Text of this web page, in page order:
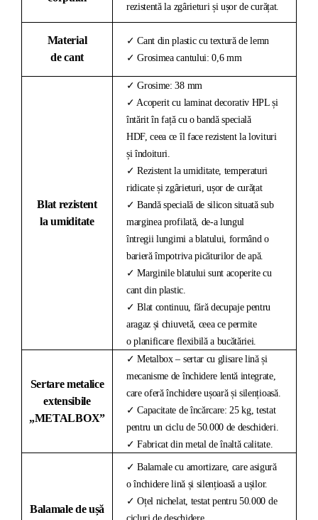
rezistentă la zgârieturi și ușor de curățat.
Material
de cant
✓ Cant din plastic cu textură de lemn
✓ Grosimea cantului: 0,6 mm
Blat rezistent
la umiditate
✓ Grosime: 38 mm
✓ Acoperit cu laminat decorativ HPL și
întărit în față cu o bandă specială
HDF, ceea ce îl face rezistent la lovituri
și îndoituri.
✓ Rezistent la umiditate, temperaturi
ridicate și zgârieturi, ușor de curățat
✓ Bandă specială de silicon situată sub
marginea profilată, de-a lungul
întregii lungimi a blatului, formând o
barieră împotriva picăturilor de apă.
✓ Marginile blatului sunt acoperite cu
cant din plastic.
✓ Blat continuu, fără decupaje pentru
aragaz și chiuvetă, ceea ce permite
o planificare flexibilă a bucătăriei.
Sertare metalice
extensibile
„METALBOX”
✓ Metalbox – sertar cu glisare lină și
mecanisme de închidere lentă integrate,
care oferă închidere ușoară și silențioasă.
✓ Capacitate de încărcare: 25 kg, testat
pentru un ciclu de 50.000 de deschideri.
✓ Fabricat din metal de înaltă calitate.
Balamale de ușă
✓ Balamale cu amortizare, care asigură
o închidere lină și silențioasă a ușilor.
✓ Oțel nichelat, testat pentru 50.000 de